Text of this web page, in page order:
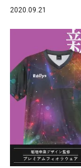
2020.09.21